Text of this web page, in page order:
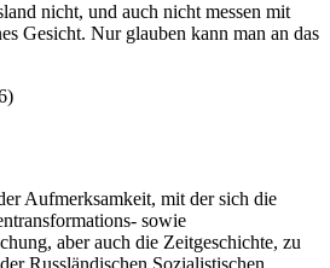
nicht, und auch nicht messen mit
Gesicht. Nur glauben kann man an das
Aufmerksamkeit, mit der sich die
sowie
aber auch die Zeitgeschichte, zu